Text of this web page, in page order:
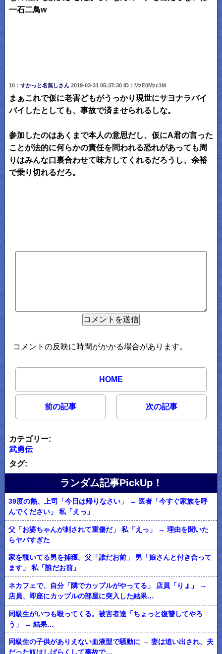
一石二鳥w
10： すかっと名無しさん 2019-03-31 05:37:30 ID：MzE0Mzc1M
まぁこれで仮に老害どもがうっかり現世にサヨナラバイ
バイしたとしても、事故で済ませられるしな。
参加したのはあくまで本人の意思だし、仮にA君の言った
ことが法的に何らかの責任を問われる恐れがあっても周
りはみんな口裏合わせて味方してくれるだろうし、余裕
で乗り切れるだろ。
コメントの反映に時間がかかる場合があります。
HOME
前の記事 次の記事
カテゴリー:
武勇伝
タグ:
ランダム記事PickUp！
39度の熱、上司「今日は帰りなさい」 → 医者「今すぐ家族を呼
んでください」 私「えっ」
父「お婆ちゃんが刺されて重傷だ」 私「えっ」 → 理由を聞いた
らヤバすぎた
家を覗いてる男を捕獲。父「誰だお前」 男「娘さんと付き合って
ます」 私「誰だお前」
ネカフェで、自分「隣でカップルがやってる」 店員「りょ」 →
店員、即座にカップルの部屋に突入した結果…
同級生がいつも殴ってくる。被害者達「ちょっと復讐してやろ
う」 → 結果…
同級生の子供がありえない血液型で騒動に → 妻は追い出され、夫
だった奴はしばらくして事故で…